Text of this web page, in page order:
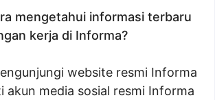
mengetahui informasi terbaru
kerja di Informa?
website resmi Informa
akun media sosial resmi Informa